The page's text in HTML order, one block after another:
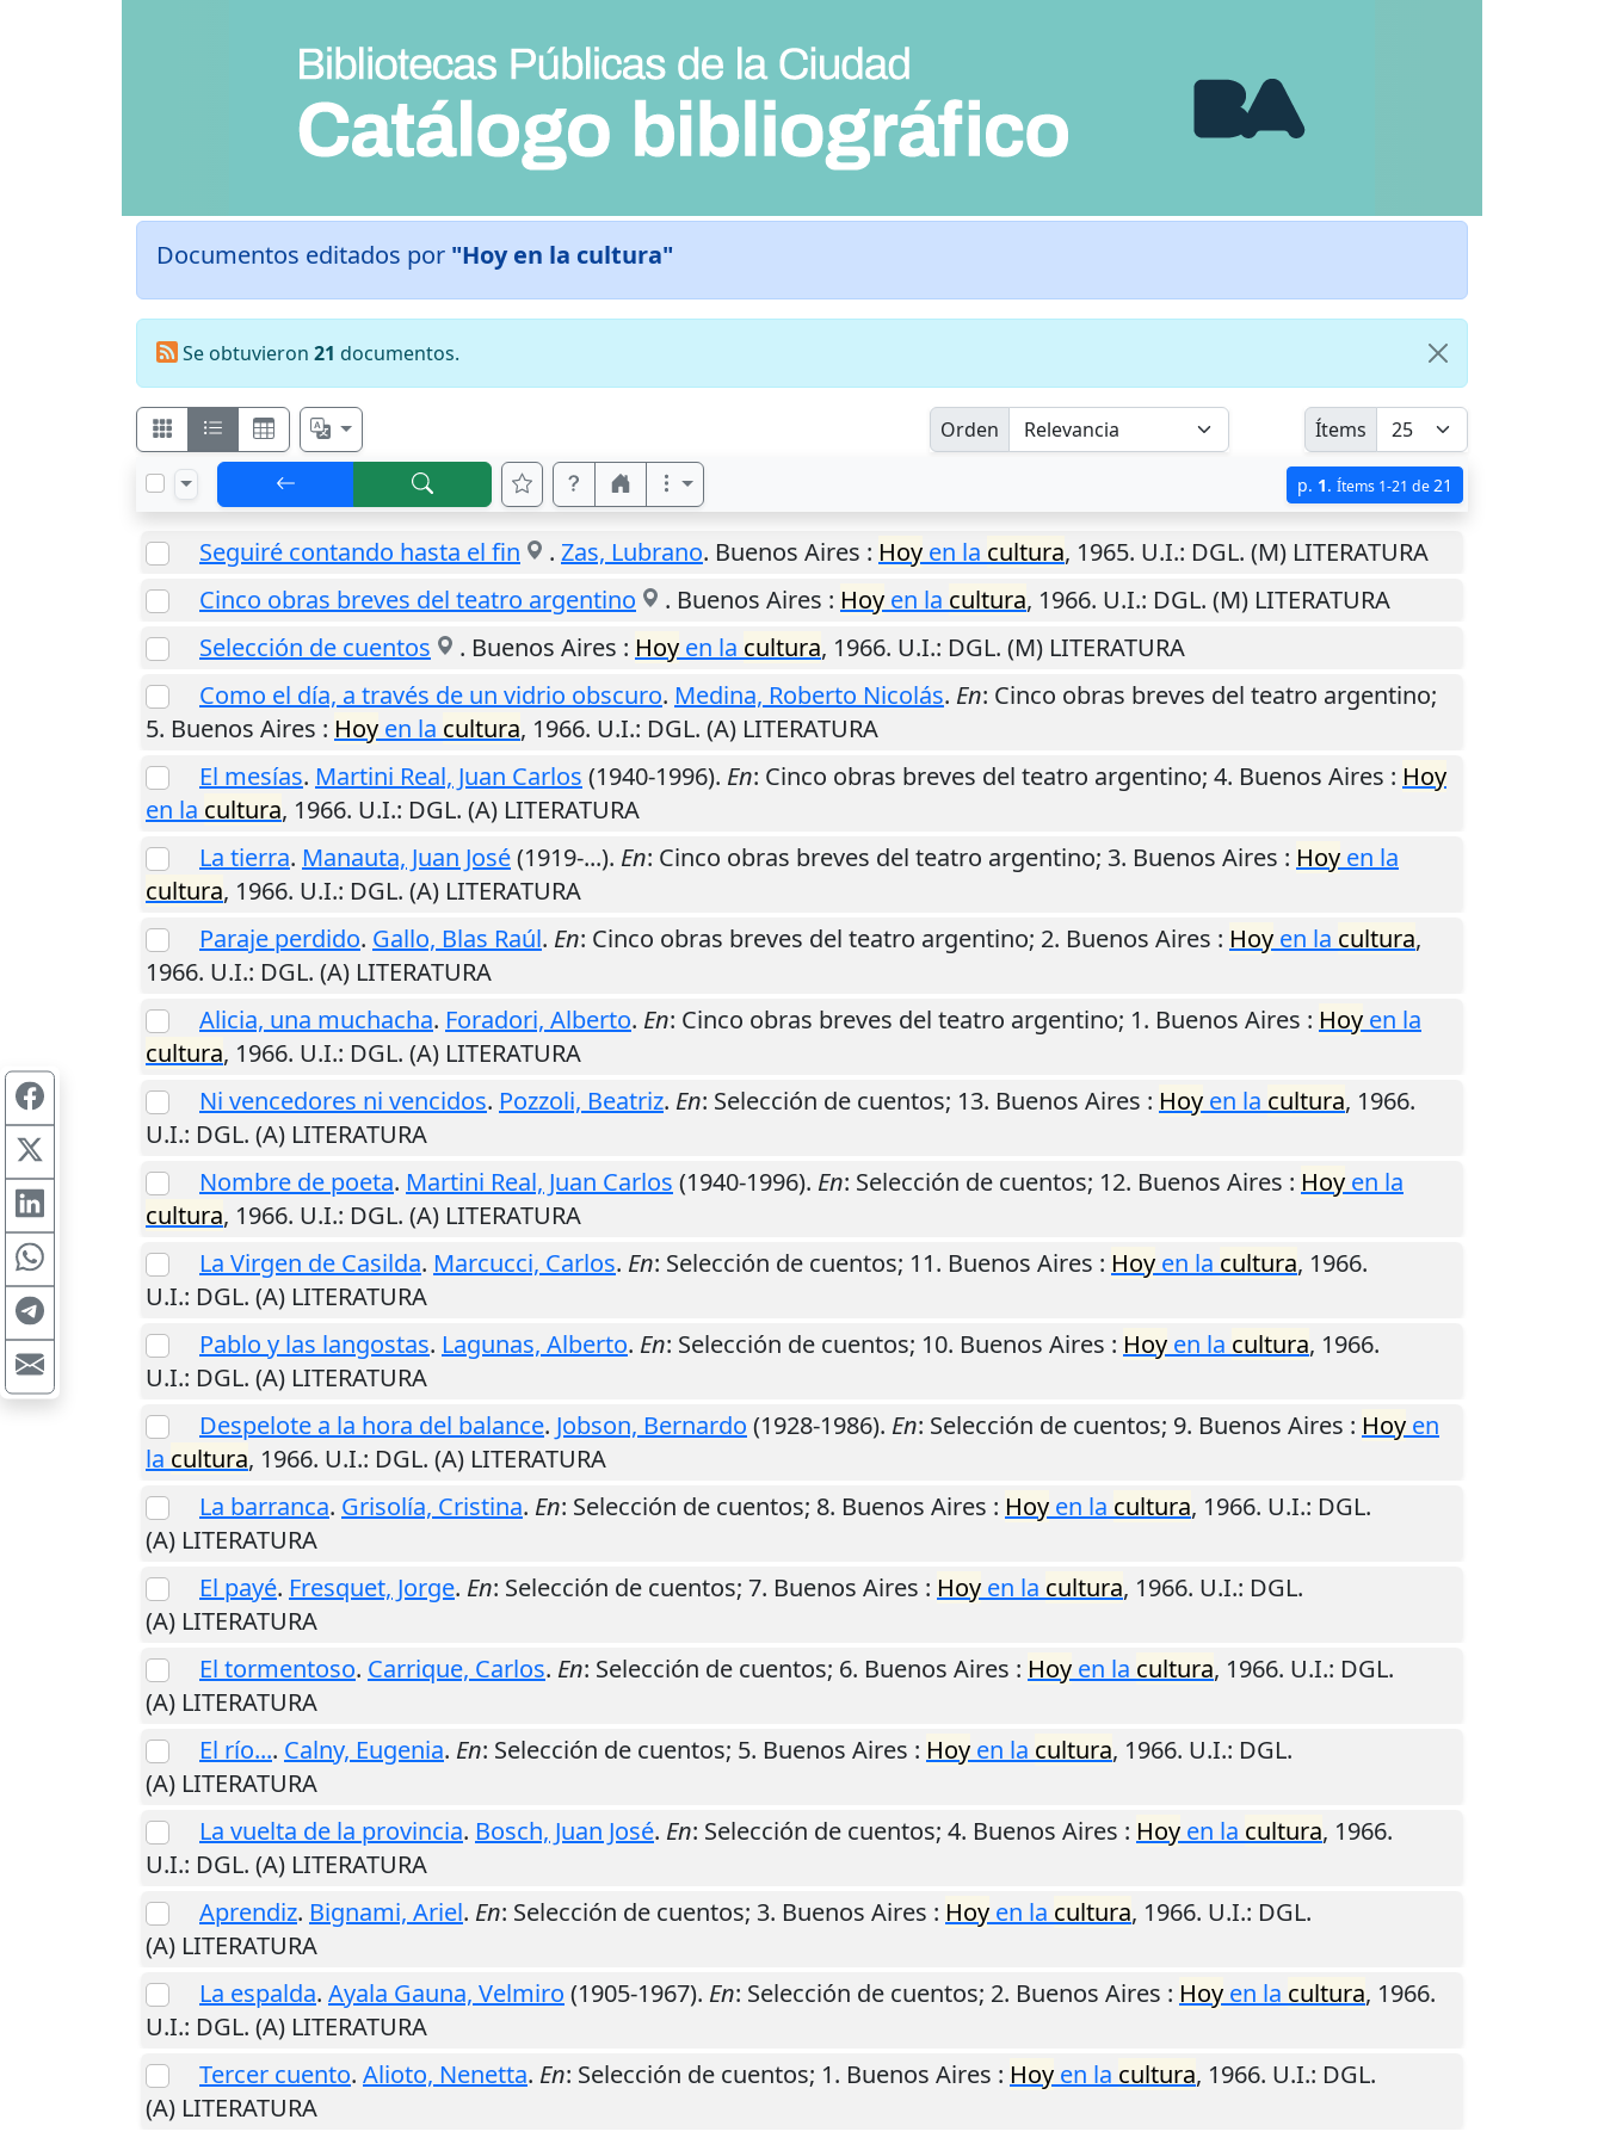
Documentos editados por "Hoy en la cultura"
Se obtuvieron 21 documentos.
Orden Ítems
p. 1. Ítems 1-21 de 21
Seguiré contando hasta el fin . Zas, Lubrano. Buenos Aires : Hoy en la cultura, 1965. U.I.: DGL. (M) LITERATURA
Cinco obras breves del teatro argentino
. Buenos Aires : Hoy en la cultura, 1966. U.I.: DGL. (M) LITERATURA
Selección de cuentos
. Buenos Aires : Hoy en la cultura, 1966. U.I.: DGL. (M) LITERATURA
Como el día, a través de un vidrio obscuro. Medina, Roberto Nicolás. En: Cinco obras breves del teatro argentino;
5. Buenos Aires : Hoy en la cultura, 1966. U.I.: DGL. (A) LITERATURA
El mesías. Martini Real, Juan Carlos (1940-1996). En: Cinco obras breves del teatro argentino; 4. Buenos Aires : Hoy
en la cultura, 1966. U.I.: DGL. (A) LITERATURA
La tierra. Manauta, Juan José(1919-...). En: Cinco obras breves del teatro argentino; 3. Buenos Aires : Hoy en la
cultura, 1966. U.I.: DGL. (A) LITERATURA
Paraje perdido. Gallo, Blas Raúl. En: Cinco obras breves del teatro argentino; 2. Buenos Aires : Hoy en la cultura,
1966. U.I.: DGL. (A) LITERATURA
Alicia, una muchacha. Foradori, Alberto. En: Cinco obras breves del teatro argentino; 1. Buenos Aires : Hoy en la
cultura, 1966. U.I.: DGL. (A) LITERATURA
Ni vencedores ni vencidos. Pozzoli, Beatriz. En: Selección de cuentos; 13. Buenos Aires : Hoy en la cultura, 1966.
U.I.: DGL. (A) LITERATURA
Nombre de poeta. Martini Real, Juan Carlos (1940-1996). En: Selección de cuentos; 12. Buenos Aires : Hoy en la
cultura, 1966. U.I.: DGL. (A) LITERATURA
La Virgen de Casilda. Marcucci, Carlos. En: Selección de cuentos; 11. Buenos Aires : Hoy en la cultura, 1966.
U.I.: DGL. (A) LITERATURA
Pablo y las langostas. Lagunas, Alberto. En: Selección de cuentos; 10. Buenos Aires : Hoy en la cultura, 1966.
U.I.: DGL. (A) LITERATURA
Despelote a la hora del balance. Jobson, Bernardo (1928-1986). En: Selección de cuentos; 9. Buenos Aires : Hoy en
la cultura, 1966. U.I.: DGL. (A) LITERATURA
La barranca. Grisolía, Cristina. En: Selección de cuentos; 8. Buenos Aires : Hoy en la cultura, 1966. U.I.: DGL.
(A) LITERATURA
El payé. Fresquet, Jorge. En: Selección de cuentos; 7. Buenos Aires : Hoy en la cultura, 1966. U.I.: DGL.
(A) LITERATURA
El tormentoso. Carrique, Carlos. En: Selección de cuentos; 6. Buenos Aires : Hoy en la cultura, 1966. U.I.: DGL.
(A) LITERATURA
El río.... Calny, Eugenia. En: Selección de cuentos; 5. Buenos Aires : Hoy en la cultura, 1966. U.I.: DGL.
(A) LITERATURA
La vuelta de la provincia. Bosch, Juan José. En: Selección de cuentos; 4. Buenos Aires : Hoy en la cultura, 1966.
U.I.: DGL. (A) LITERATURA
Aprendiz. Bignami, Ariel. En: Selección de cuentos; 3. Buenos Aires : Hoy en la cultura, 1966. U.I.: DGL.
(A) LITERATURA
La espalda. Ayala Gauna, Velmiro (1905-1967). En: Selección de cuentos; 2. Buenos Aires : Hoy en la cultura, 1966.
U.I.: DGL. (A) LITERATURA
Tercer cuento. Alioto, Nenetta. En: Selección de cuentos; 1. Buenos Aires : Hoy en la cultura, 1966. U.I.: DGL.
(A) LITERATURA